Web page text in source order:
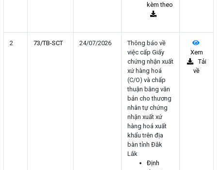
kèm theo
2 73/TB-SCT 24/07/2026
Thông báo về
việc cấp Giấy
chứng nhận xuất
xứ hàng hoá
(C/O) và chấp
thuận bằng văn
bản cho thương
nhân tự chứng
nhận xuất xứ
hàng hoá xuất
khẩu trên địa
bàn tỉnh Đắk
Lắk
Định
Xem
Tải
về